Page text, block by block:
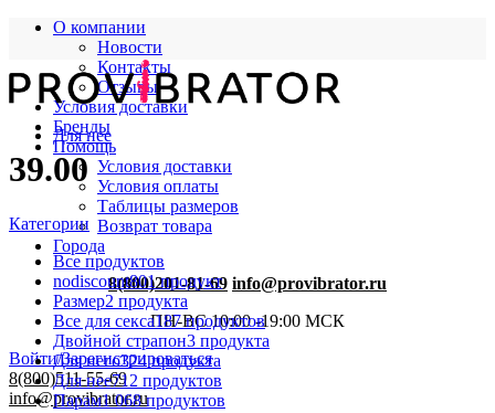
О компании
Новости
Контакты
Отзывы
Условия доставки
Бренды
Помощь
Условия доставки
Условия оплаты
Таблицы размеров
Возврат товара
Города
8(800)201-81-69 info@provibrator.ru
ПН-ВС 10:00 -19:00 МСК
Войти/Зарегистрироваться
8(800)511-55-69
info@provibrator.ru
Для нее
39.00
Категории
Все продуктов
nodiscount801 продукт
Размер2 продукта
Все для секса187 продуктов
Двойной страпон3 продукта
Для него324 продукта
Для нее712 продуктов
Парам1 068 продуктов